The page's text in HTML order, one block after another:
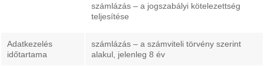
számlázás – a jogszabályi kötelezettség
teljesítése
Adatkezelés
időtartama
számlázás – a számviteli törvény szerint
alakul, jelenleg 8 év